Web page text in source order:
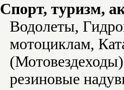
Спорт, туризм,
Водолеты,
мотоциклам,
резиновые